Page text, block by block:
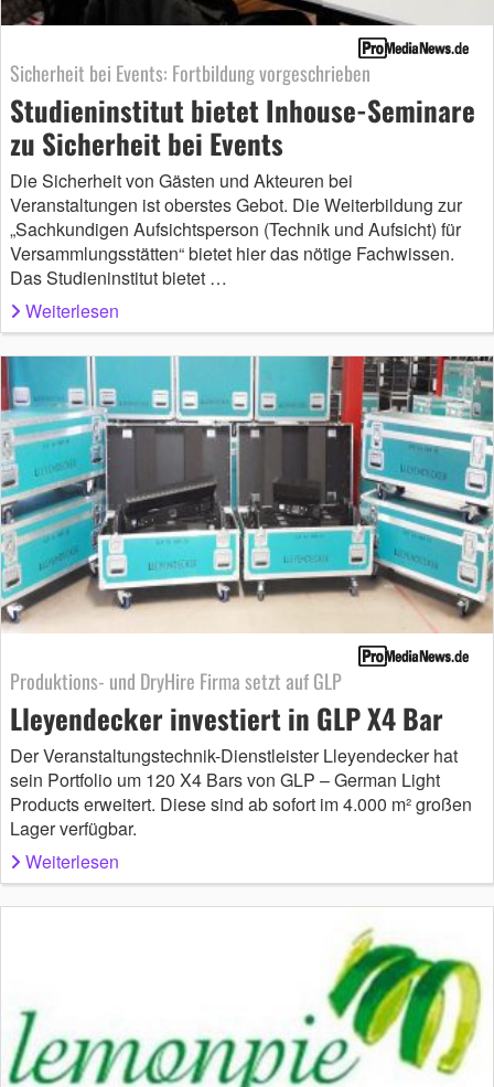
Sicherheit bei Events: Fortbildung vorgeschrieben
Studieninstitut bietet Inhouse-Seminare
zu Sicherheit bei Events
Die Sicherheit von Gästen und Akteuren bei
Veranstaltungen ist oberstes Gebot. Die Weiterbildung zur
„Sachkundigen Aufsichtsperson (Technik und Aufsicht) für
Versammlungsstätten“ bietet hier das nötige Fachwissen.
Das Studieninstitut bietet …
Weiterlesen
Produktions- und DryHire Firma setzt auf GLP
Lleyendecker investiert in GLP X4 Bar
Der Veranstaltungstechnik-Dienstleister Lleyendecker hat
sein Portfolio um 120 X4 Bars von GLP – German Light
Products erweitert. Diese sind ab sofort im 4.000 m² großen
Lager verfügbar.
Weiterlesen